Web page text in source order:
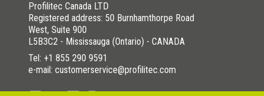
Profilitec Canada LTD
Registered address: 50 Burnhamthorpe Road
West, Suite 900
L5B3C2 - Mississauga (Ontario) - CANADA
Tel: +1 855 290 9591
e-mail: customerservice@profilitec.com